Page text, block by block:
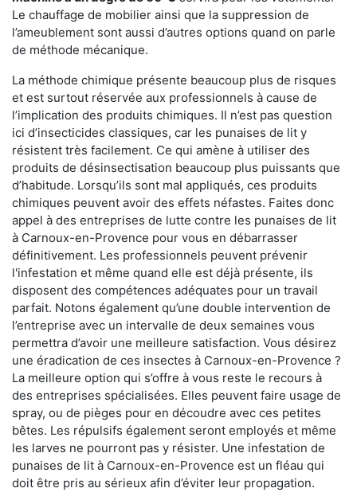
Le chauffage de mobilier ainsi que la suppression de
l’ameublement sont aussi d’autres options quand on parle
de méthode mécanique.
La méthode chimique présente beaucoup plus de risques
et est surtout réservée aux professionnels à cause de
l’implication des produits chimiques. Il n’est pas question
ici d’insecticides classiques, car les punaises de lit y
résistent très facilement. Ce qui amène à utiliser des
produits de désinsectisation beaucoup plus puissants que
d’habitude. Lorsqu’ils sont mal appliqués, ces produits
chimiques peuvent avoir des effets néfastes. Faites donc
appel à des entreprises de lutte contre les punaises de lit
à Carnoux-en-Provence pour vous en débarrasser
définitivement. Les professionnels peuvent prévenir
l'infestation et même quand elle est déjà présente, ils
disposent des compétences adéquates pour un travail
parfait. Notons également qu’une double intervention de
l’entreprise avec un intervalle de deux semaines vous
permettra d’avoir une meilleure satisfaction. Vous désirez
une éradication de ces insectes à Carnoux-en-Provence ?
La meilleure option qui s’offre à vous reste le recours à
des entreprises spécialisées. Elles peuvent faire usage de
spray, ou de pièges pour en découdre avec ces petites
bêtes. Les répulsifs également seront employés et même
les larves ne pourront pas y résister. Une infestation de
punaises de lit à Carnoux-en-Provence est un fléau qui
doit être pris au sérieux afin d’éviter leur propagation.